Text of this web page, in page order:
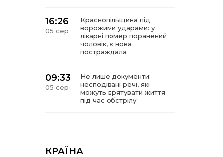
16:26
05 сер
Краснопільщина під
ворожими ударами: у
лікарні помер поранений
чоловік, є нова
постраждала
09:33
05 сер
Не лише документи:
несподівані речі, які
можуть врятувати життя
під час обстрілу
КРАЇНА